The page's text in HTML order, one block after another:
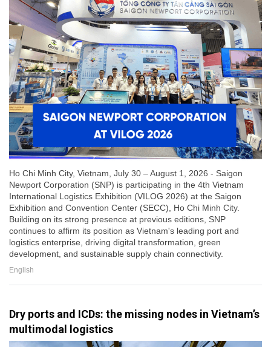
Ho Chi Minh City, Vietnam, July 30 – August 1, 2026 - Saigon
Newport Corporation (SNP) is participating in the 4th Vietnam
International Logistics Exhibition (VILOG 2026) at the Saigon
Exhibition and Convention Center (SECC), Ho Chi Minh City.
Building on its strong presence at previous editions, SNP
continues to affirm its position as Vietnam's leading port and
logistics enterprise, driving digital transformation, green
development, and sustainable supply chain connectivity.
English
Dry ports and ICDs: the missing nodes in Vietnam’s
multimodal logistics